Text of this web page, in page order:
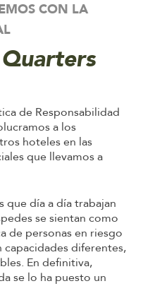
CON LA
de Responsabilidad
a los
hoteles en las
que llevamos a
día a día trabajan
se sientan como
de personas en riesgo
capacidades diferentes,
En definitiva,
se lo ha puesto un